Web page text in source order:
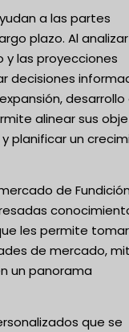
a las partes
plazo. Al
las proyecciones
decisiones
desarrollo
alinear sus
planificar un
de
les permite tomar
de mercado,
un panorama
que se